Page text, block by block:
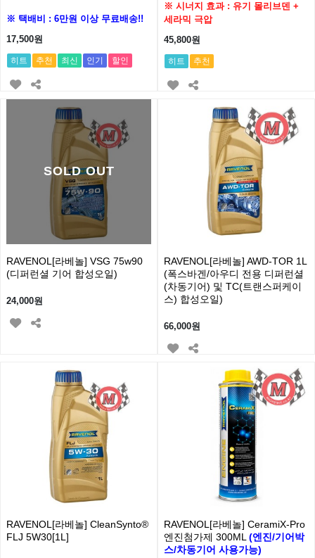
※ 택배비 : 6만원 이상 무료배송!!
17,500원
히트 추천 최신 인기 할인
※ 시너지 효과 : 유기 몰리브덴 +
세라믹 극압
45,800원
히트 추천
SOLD OUT
RAVENOL[라베놀] VSG 75w90
(디퍼런셜 기어 합성오일)
24,000원
RAVENOL[라베놀] AWD-TOR 1L
(폭스바겐/아우디 전용 디퍼런셜
(차동기어) 및 TC(트랜스퍼케이
스) 합성오일)
66,000원
RAVENOL[라베놀] CleanSynto®
FLJ 5W30[1L]
RAVENOL[라베놀] CeramiX-Pro
엔진첨가제 300ML(엔진/기어박
스/차동기어 사용가능)